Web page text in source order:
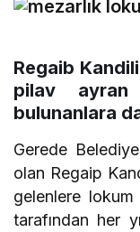
Regaib
pilav ayran
bulunanlara
Gerede
olan Regaip
gelenlere
tarafından her